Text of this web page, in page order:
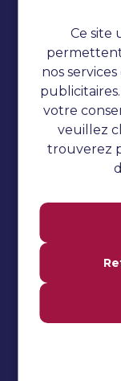
Ce site
nos
votre
veuillez
trouverez